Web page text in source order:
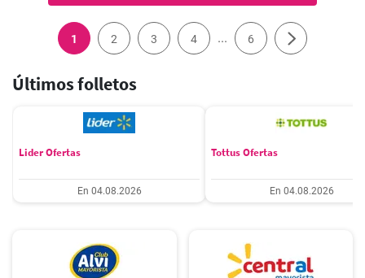
1 2 3 4 ... 6
Últimos folletos
Lider Ofertas
En 04.08.2026
Tottus Ofertas
En 04.08.2026